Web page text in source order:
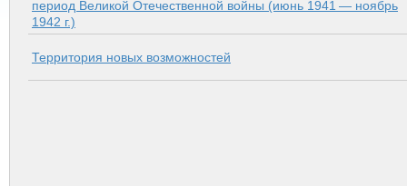
период Великой Отечественной войны (июнь 1941 — ноябрь
1942 г.)
Территория новых возможностей